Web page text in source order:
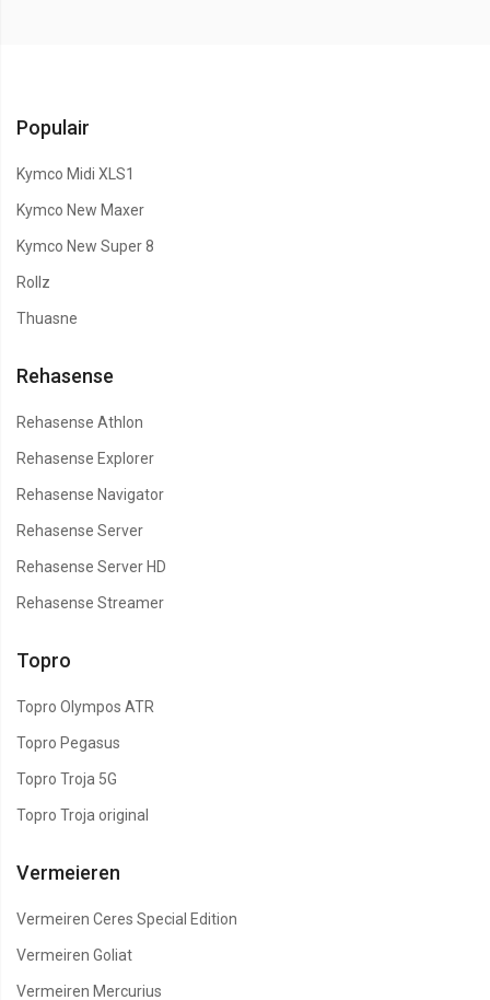
Populair
Kymco Midi XLS1
Kymco New Maxer
Kymco New Super 8
Rollz
Thuasne
Rehasense
Rehasense Athlon
Rehasense Explorer
Rehasense Navigator
Rehasense Server
Rehasense Server HD
Rehasense Streamer
Topro
Topro Olympos ATR
Topro Pegasus
Topro Troja 5G
Topro Troja original
Vermeieren
Vermeiren Ceres Special Edition
Vermeiren Goliat
Vermeiren Mercurius